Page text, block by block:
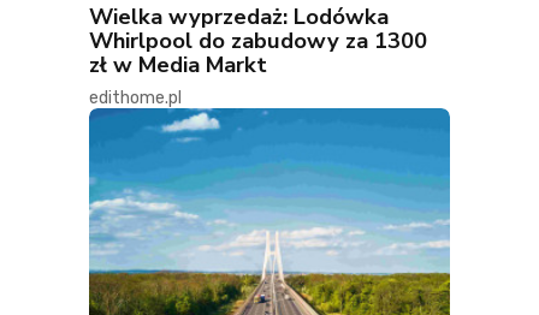
Wielka wyprzedaż: Lodówka
Whirlpool do zabudowy za 1300
zł w Media Markt
edithome.pl